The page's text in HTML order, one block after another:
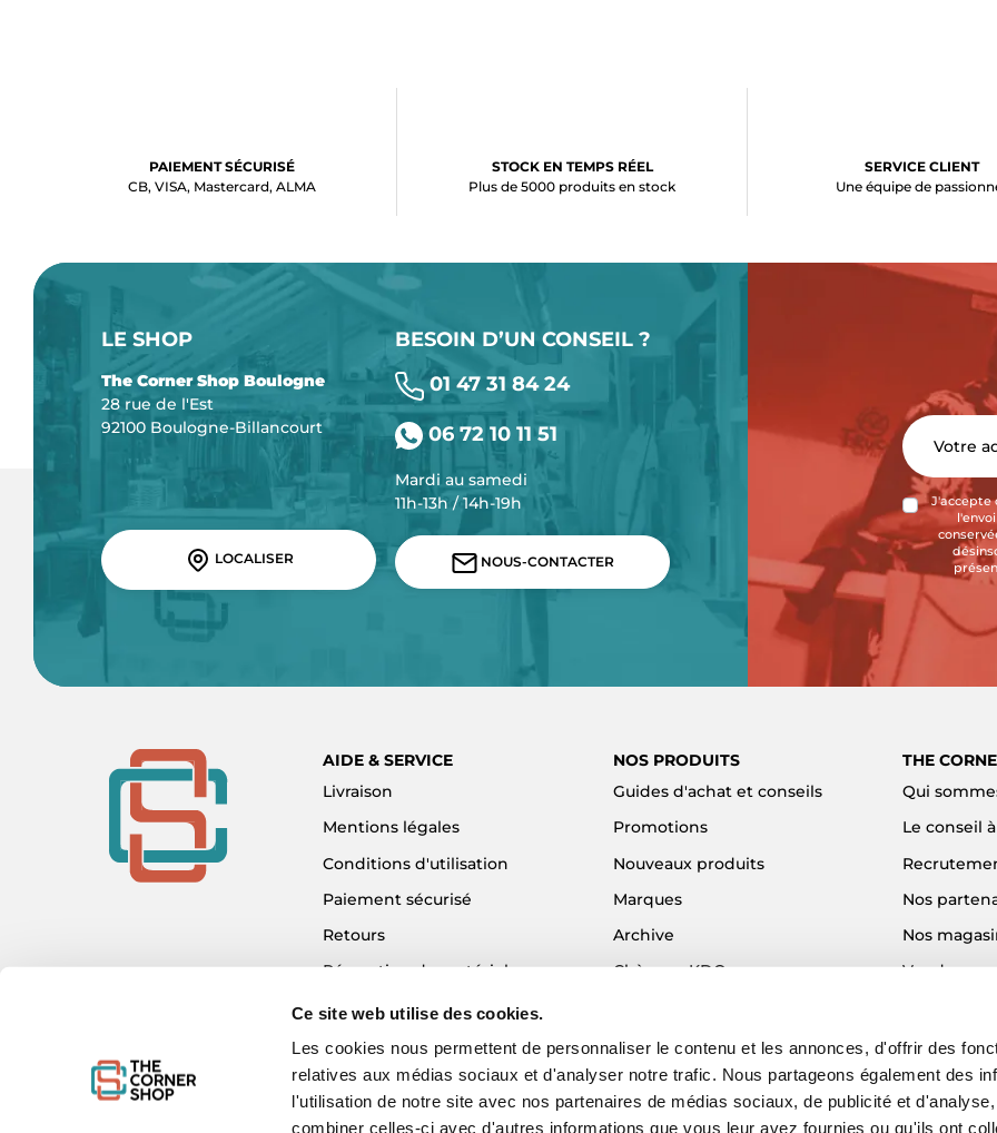
Ce site web utilise des cookies.
Les cookies nous permettent de personnaliser le contenu et les annonces, d'offrir des
relatives aux médias sociaux et d'analyser notre trafic. Nous partageons également des
l'utilisation de notre site avec nos partenaires de médias sociaux, de publicité et
combiner celles-ci avec d'autres informations que vous leur avez fournies ou qu'ils ont
PAIEMENT SÉCURISÉ
CB, VISA, Mastercard, ALMA
STOCK EN TEMPS RÉEL
Plus de 5000 produits en stock
SERVICE CLIENT
Une équipe de
LE SHOP
The Corner Shop Boulogne
28 rue de l'Est
92100 Boulogne-Billancourt
LOCALISER
BESOIN D’UN CONSEIL ?
01 47 31 84 24
06 72 10 11 51
Mardi au samedi
11h-13h / 14h-19h
NOUS-CONTACTER
J'accepte
AIDE & SERVICE
Livraison
Mentions légales
Conditions d'utilisation
Paiement sécurisé
Retours
Réparation de matériel
Détaxe - Tax Refund
Garantie & SAV
Plan du site
Mon compte
NOS PRODUITS
Guides d'achat et conseils
Promotions
Nouveaux produits
Marques
Archive
Chèques KDO
THE
Qui
Le conseil
Nos
Nos
Vendre
Blog